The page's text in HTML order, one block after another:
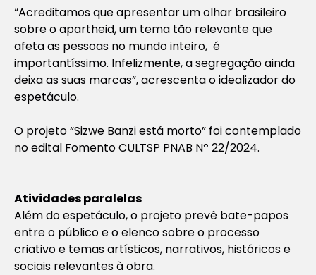
“Acreditamos que apresentar um olhar brasileiro
sobre o apartheid, um tema tão relevante que
afeta as pessoas no mundo inteiro, é
importantíssimo. Infelizmente, a segregação ainda
deixa as suas marcas”, acrescenta o idealizador do
espetáculo.
O projeto “Sizwe Banzi está morto” foi contemplado
no edital Fomento CULTSP PNAB Nº 22/2024.
Atividades paralelas
Além do espetáculo, o projeto prevê bate-papos
entre o público e o elenco sobre o processo
criativo e temas artísticos, narrativos, históricos e
sociais relevantes à obra.